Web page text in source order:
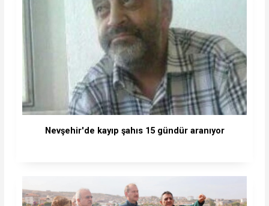
Nevşehir'de kayıp şahıs 15 gündür aranıyor